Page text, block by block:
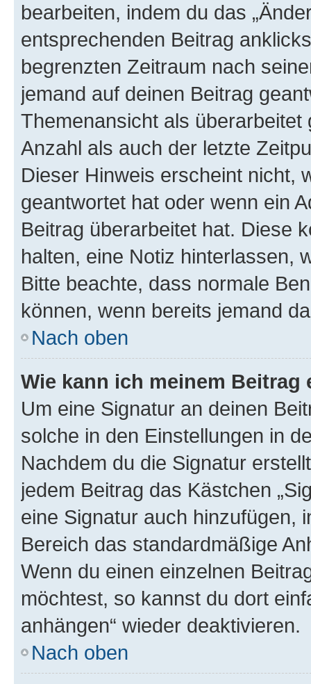
bearbeiten, indem du das
entsprechenden Beitrag
begrenzten Zeitraum nach
jemand auf deinen Beitrag
Themenansicht als
Anzahl als auch der letzte
Dieser Hinweis erscheint nicht,
geantwortet hat oder wenn ein
Beitrag überarbeitet hat. Diese
halten, eine Notiz hinterlassen,
Bitte beachte, dass normale
können, wenn bereits jemand
Nach oben
Wie kann ich meinem
Um eine Signatur an deinen
solche in den Einstellungen in
Nachdem du die Signatur
jedem Beitrag das Kästchen
eine Signatur auch hinzufügen,
Bereich das standardmäßige
Wenn du einen einzelnen
möchtest, so kannst du dort
anhängen“ wieder deaktivieren.
Nach oben